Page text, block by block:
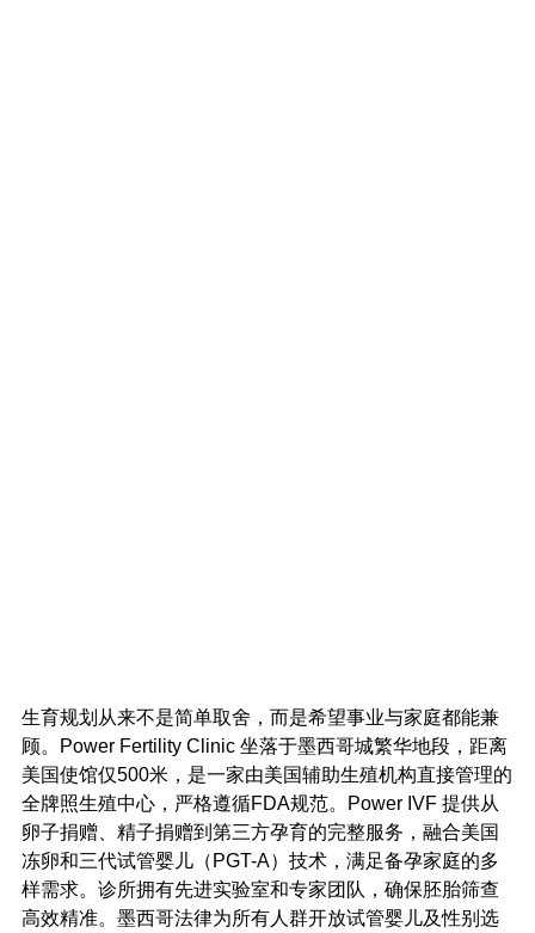
生育规划从来不是简单取舍，而是希望事业与家庭都能兼
顾。Power Fertility Clinic 坐落于墨西哥城繁华地段，距离
美国使馆仅500米，是一家由美国辅助生殖机构直接管理的
全牌照生殖中心，严格遵循FDA规范。Power IVF 提供从
卵子捐赠、精子捐赠到第三方孕育的完整服务，融合美国
冻卵和三代试管婴儿（PGT-A）技术，满足备孕家庭的多
样需求。诊所拥有先进实验室和专家团队，确保胚胎筛查
高效精准。墨西哥法律为所有人群开放试管婴儿及性别选